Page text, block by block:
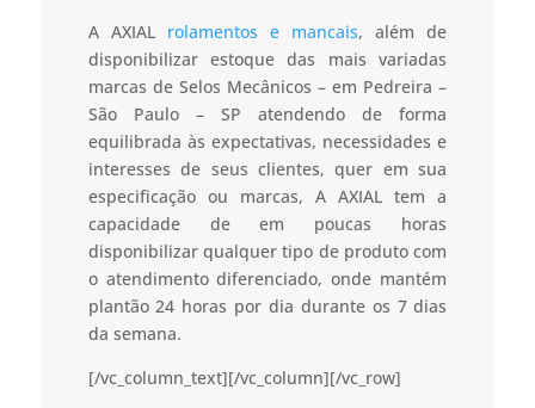
A AXIAL rolamentos e mancais, além de
disponibilizar estoque das mais variadas
marcas de Selos Mecânicos – em Pedreira –
São Paulo – SP atendendo de forma
equilibrada às expectativas, necessidades e
interesses de seus clientes, quer em sua
especificação ou marcas, A AXIAL tem a
capacidade de em poucas horas
disponibilizar qualquer tipo de produto com
o atendimento diferenciado, onde mantém
plantão 24 horas por dia durante os 7 dias
da semana.
[/vc_column_text][/vc_column][/vc_row]